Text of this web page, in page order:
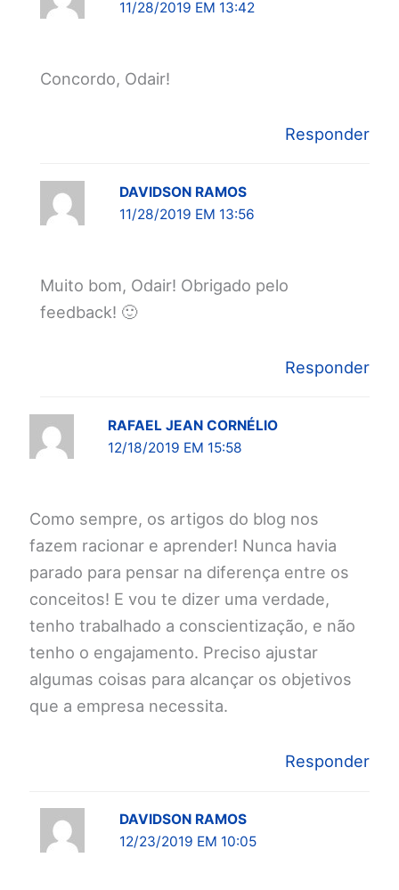
11/28/2019 EM 13:42
Concordo, Odair!
Responder
DAVIDSON RAMOS
11/28/2019 EM 13:56
Muito bom, Odair! Obrigado pelo
feedback! 🙂
Responder
RAFAEL JEAN CORNÉLIO
12/18/2019 EM 15:58
Como sempre, os artigos do blog nos
fazem racionar e aprender! Nunca havia
parado para pensar na diferença entre os
conceitos! E vou te dizer uma verdade,
tenho trabalhado a conscientização, e não
tenho o engajamento. Preciso ajustar
algumas coisas para alcançar os objetivos
que a empresa necessita.
Responder
DAVIDSON RAMOS
12/23/2019 EM 10:05